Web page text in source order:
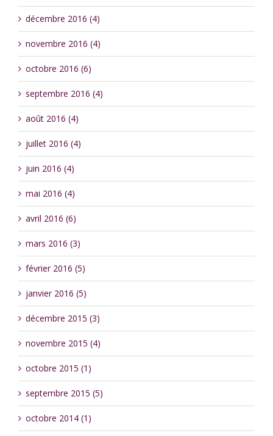
décembre 2016 (4)
novembre 2016 (4)
octobre 2016 (6)
septembre 2016 (4)
août 2016 (4)
juillet 2016 (4)
juin 2016 (4)
mai 2016 (4)
avril 2016 (6)
mars 2016 (3)
février 2016 (5)
janvier 2016 (5)
décembre 2015 (3)
novembre 2015 (4)
octobre 2015 (1)
septembre 2015 (5)
octobre 2014 (1)